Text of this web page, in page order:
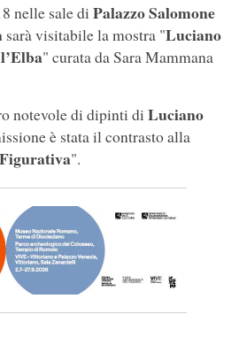
nelle sale di Palazzo Salomone
sarà visitabile la mostra "Luciano
" curata da Sara Mammana
notevole di dipinti di Luciano
è stata il contrasto alla
".